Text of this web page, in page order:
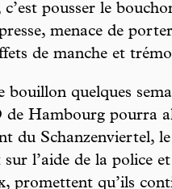
pousser le
menace de
de manche et
bouillon quelques
de Hambourg pourra
du Schanzenviertel,
l’aide de la police et
promettent qu’ils